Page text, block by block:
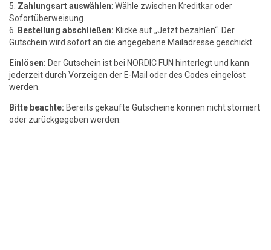
5. Zahlungsart auswählen: Wähle zwischen Kreditkar oder
Sofortüberweisung.
6.
Bestellung abschließen: Klicke auf „Jetzt bezahlen“. Der
Gutschein wird sofort an die angegebene Mailadresse geschickt.
Einlösen: Der Gutschein ist bei NORDIC FUN hinterlegt und kann
jederzeit durch Vorzeigen der E-Mail oder des Codes eingelöst
werden.
Bitte beachte: Bereits gekaufte Gutscheine können nicht storniert
oder zurückgegeben werden.